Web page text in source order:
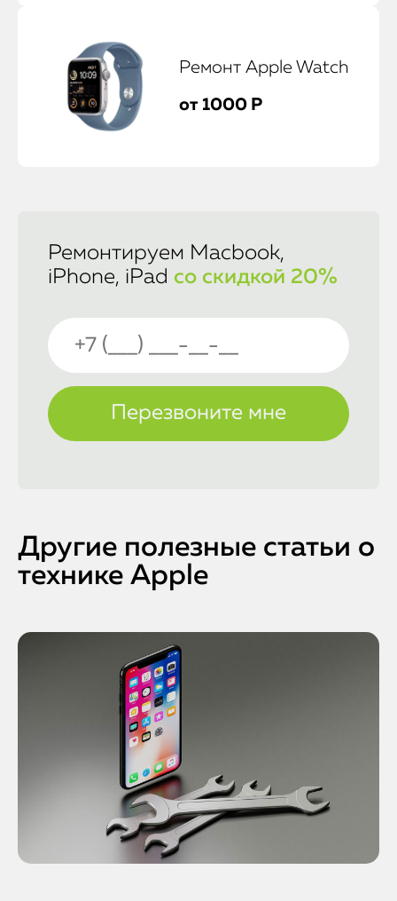
Ремонт Apple Watch
от 1000 Р
Ремонтируем Macbook,
iPhone, iPad со скидкой 20%
Другие полезные статьи о
технике Apple